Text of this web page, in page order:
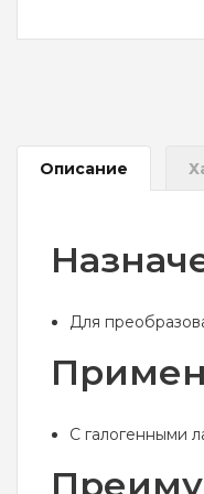
Описание
Для
С галогенными